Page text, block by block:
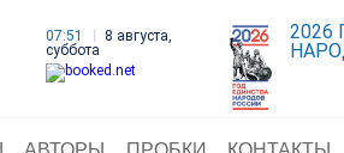
07:51
8 августа,
суббота
2026